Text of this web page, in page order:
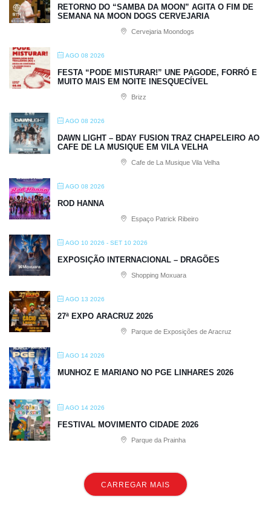
RETORNO DO “SAMBA DA MOON” AGITA O FIM DE
SEMANA NA MOON DOGS CERVEJARIA
Cervejaria Moondogs
AGO 08 2026
FESTA “PODE MISTURAR!” UNE PAGODE, FORRÓ E
MUITO MAIS EM NOITE INESQUECÍVEL
Brizz
AGO 08 2026
DAWN LIGHT – BDAY FUSION TRAZ CHAPELEIRO AO
CAFE DE LA MUSIQUE EM VILA VELHA
Cafe de La Musique Vila Velha
AGO 08 2026
ROD HANNA
Espaço Patrick Ribeiro
AGO 10 2026 - SET 10 2026
EXPOSIÇÃO INTERNACIONAL – DRAGÕES
Shopping Moxuara
AGO 13 2026
27ª EXPO ARACRUZ 2026
Parque de Exposições de Aracruz
AGO 14 2026
MUNHOZ E MARIANO NO PGE LINHARES 2026
AGO 14 2026
FESTIVAL MOVIMENTO CIDADE 2026
Parque da Prainha
CARREGAR MAIS